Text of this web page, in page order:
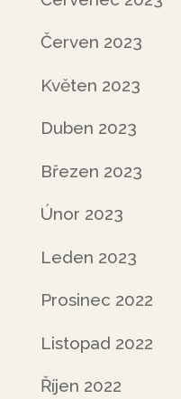
Červen 2023
Květen 2023
Duben 2023
Březen 2023
Únor 2023
Leden 2023
Prosinec 2022
Listopad 2022
Říjen 2022